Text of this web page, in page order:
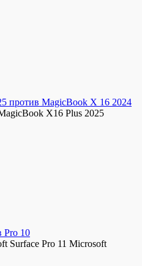
против MagicBook X 16 2024
X16 Plus 2025
Pro 10
Surface Pro 11 Microsoft